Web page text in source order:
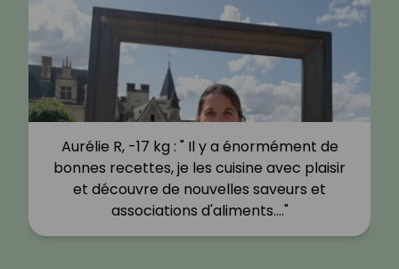
Aurélie R, -17 kg : " Il y a énormément de
bonnes recettes, je les cuisine avec plaisir
et découvre de nouvelles saveurs et
associations d'aliments.…"